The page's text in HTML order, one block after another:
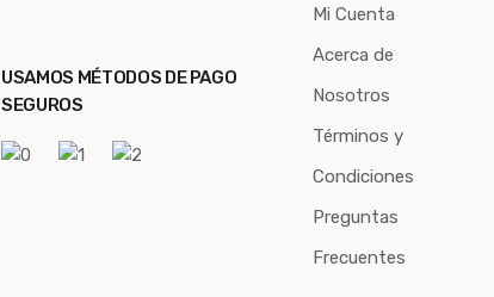
USAMOS MÉTODOS DE PAGO
SEGUROS
Mi Cuenta
Acerca de
Nosotros
Términos y
Condiciones
Preguntas
Frecuentes